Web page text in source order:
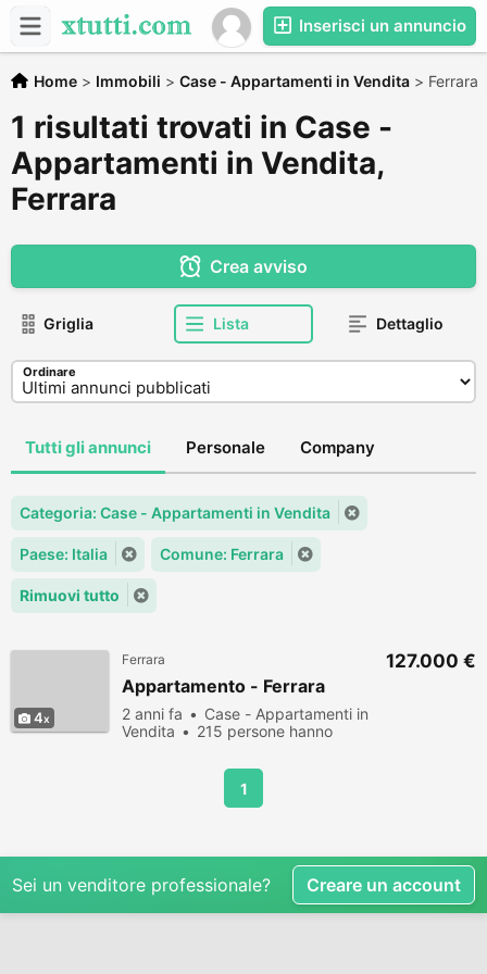
Inserisci un annuncio
Home > Immobili > Case - Appartamenti in Vendita > Ferrara
1 risultati trovati in Case -
Appartamenti in Vendita,
Ferrara
Crea avviso
Griglia Lista Dettaglio
Ordinare
Tutti gli annunci Personale Company
Categoria: Case - Appartamenti in Vendita
Paese: Italia Comune: Ferrara
Rimuovi tutto
4
Ferrara
Appartamento - Ferrara
2 anni fa
Case - Appartamenti in
Vendita
215 persone hanno
127.000 €
1
Sei un venditore professionale? Creare un account